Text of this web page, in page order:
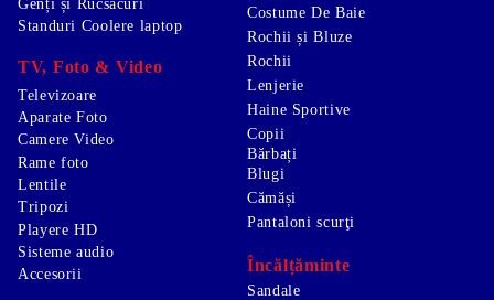
Genți și Rucsacuri
Standuri Coolere laptop
TV, Foto & Video
Televizoare
Aparate Foto
Camere Video
Rame foto
Lentile
Tripozi
Playere HD
Sisteme audio
Accesorii
Costume De Baie
Rochii și Bluze
Rochii
Lenjerie
Haine Sportive
Copii
Bărbați
Blugi
Cămăși
Pantaloni scurţi
Încălțăminte
Sandale